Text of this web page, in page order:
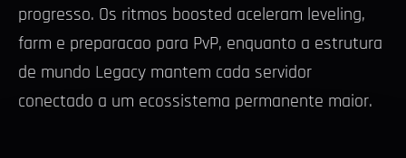
progresso. Os ritmos boosted aceleram leveling,
farm e preparacao para PvP, enquanto a estrutura
de mundo Legacy mantem cada servidor
conectado a um ecossistema permanente maior.